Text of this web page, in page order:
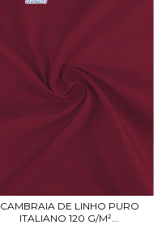
CAMBRAIA DE LINHO PURO
ITALIANO 120 G/M²...